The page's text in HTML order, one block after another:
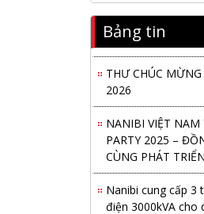
Bảng tin
MAY MẮN, VỮNG
CÔNG
THƯ CHÚC
2026
NANIBI VIỆT NAM
PARTY 2025 –
CÙNG PHÁT TRIỂN
Nanibi cung cấp 3
điện 3000kVA cho